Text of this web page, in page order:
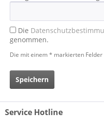
Die
genommen.
Die mit einem * markierten
Speichern
Service Hotline